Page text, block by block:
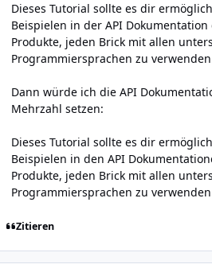
Dieses Tutorial sollte es dir
Beispielen in der API
Produkte, jeden Brick mit allen
Programmiersprachen zu
Dann würde ich die API
Mehrzahl setzen:
Dieses Tutorial sollte es dir
Beispielen in den API
Produkte, jeden Brick mit allen
Programmiersprachen zu
Zitieren